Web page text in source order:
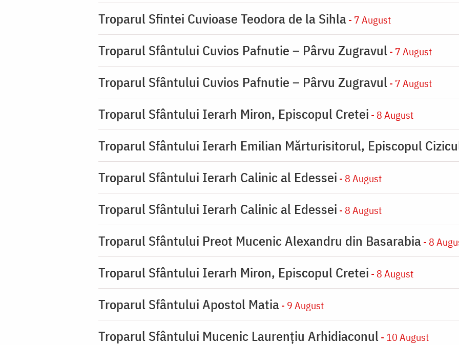
Troparul Sfintei Cuvioase Teodora de la Sihla- 7 August
Troparul Sfântului Cuvios Pafnutie – Pârvu Zugravul - 7 August
Troparul Sfântului Cuvios Pafnutie – Pârvu Zugravul - 7 August
Troparul Sfântului Ierarh Miron, Episcopul Cretei - 8 August
Troparul Sfântului Ierarh Emilian Mărturisitorul, Episcopul
Troparul Sfântului Ierarh Calinic al Edessei - 8 August
Troparul Sfântului Ierarh Calinic al Edessei - 8 August
Troparul Sfântului Preot Mucenic Alexandru din Basarabia- 8
Troparul Sfântului Ierarh Miron, Episcopul Cretei - 8 August
Troparul Sfântului Apostol Matia- 9 August
Troparul Sfântului Mucenic Laurențiu Arhidiaconul - 10 August